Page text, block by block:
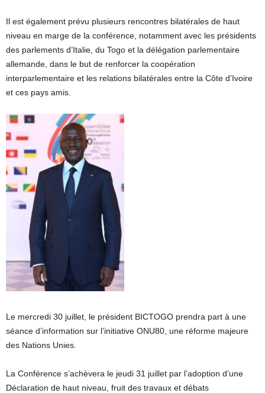
Il est également prévu plusieurs rencontres bilatérales de haut
niveau en marge de la conférence, notamment avec les présidents
des parlements d’Italie, du Togo et la délégation parlementaire
allemande, dans le but de renforcer la coopération
interparlementaire et les relations bilatérales entre la Côte d’Ivoire
et ces pays amis.
Le mercredi 30 juillet, le président BICTOGO prendra part à une
séance d’information sur l’initiative ONU80, une réforme majeure
des Nations Unies.
La Conférence s’achèvera le jeudi 31 juillet par l’adoption d’une
Déclaration de haut niveau, fruit des travaux et débats